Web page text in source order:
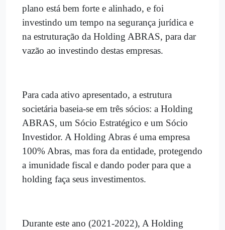
plano está bem forte e alinhado, e foi
investindo um tempo na segurança jurídica e
na estruturação da Holding ABRAS, para dar
vazão ao investindo destas empresas.
Para cada ativo apresentado, a estrutura
societária baseia-se em três sócios: a Holding
ABRAS, um Sócio Estratégico e um Sócio
Investidor. A Holding Abras é uma empresa
100% Abras, mas fora da entidade, protegendo
a imunidade fiscal e dando poder para que a
holding faça seus investimentos.
Durante este ano (2021-2022), A Holding